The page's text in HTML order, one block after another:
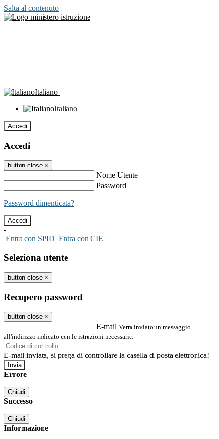
Salta al contenuto
Italiano
Italiano
Accedi
Accedi
button close ×
Nome Utente
Password
Password dimenticata?
-
Entra con SPID Entra con CIE
Seleziona utente
button close ×
Recupero password
button close ×
E-mail Verrà inviato un messaggio
all'indirizzo indicato con le istruzioni necessarie.
E-mail inviata, si prega di controllare la casella di posta elettronica!
Errore
Chiudi
Successo
Chiudi
Informazione